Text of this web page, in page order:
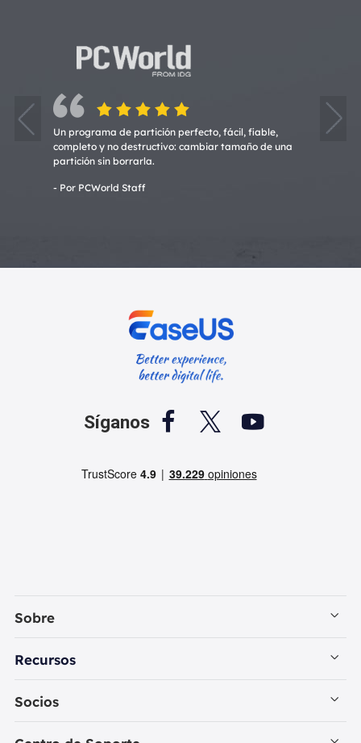
     
Un programa de partición perfecto, fácil, fiable,
completo y no destructivo: cambiar tamaño de una
partición sin borrarla.
- Por PCWorld Staff
Síganos   
Sobre
Empresa
Recursos
Recuperación de Datos PC
Socios
Revendedores